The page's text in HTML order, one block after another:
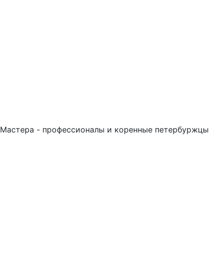
Мастера - профессионалы и коренные петербуржцы